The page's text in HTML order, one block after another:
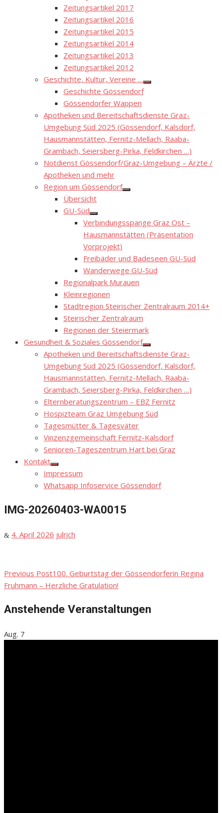
Zeitungsartikel 2017
Zeitungsartikel 2016
Zeitungsartikel 2015
Zeitungsartikel 2014
Zeitungsartikel 2013
Zeitungsartikel 2012
Geschichte, Kultur, Vereine …
Show
Geschichte Gössendorf
Gössendorfer Wappen
Apotheken und Bereitschaftsdienste Graz-
Umgebung Süd 2025 (Gössendorf, Kalsdorf,
Hausmannstätten, Fernitz-Mellach, Raaba-
Grambach, Seiersberg-Pirka, Feldkirchen …)
Notdienst Gössendorf/Graz-Umgebung – Ärzte /
Apotheken und mehr
Region um Gössendorf
Show
Übersicht
GU-Süd
Show
sub
menu
Verbindungsspange Graz Ost –
Hausmannstätten (Präsentation
Vorprojekt)
Freibäder und Badeseen GU-Süd
Wanderwege GU-Süd
Regionalpark Murauen
Kleinregionen
Stadtregion Steirischer Zentralraum 2014+
Steirischer Zentralraum
Regionen der Steiermark
Gesundheit & Soziales Gössendorf
Show
sub
menu
Apotheken und Bereitschaftsdienste Graz-
Umgebung Süd 2025 (Gössendorf, Kalsdorf,
Hausmannstätten, Fernitz-Mellach, Raaba-
Grambach, Seiersberg-Pirka, Feldkirchen …)
Elternberatungszentrum – EBZ Fernitz
Hospizteam Graz Umgebung Süd
Tagesmütter & Tagesväter
Vinzenzgemeinschaft Fernitz-Kalsdorf
Senioren-Tageszentrum Hart bei Graz
Kontakt
Show
sub
menu
Impressum
Whatsapp Infoservice Gössendorf
IMG-20260403-WA0015
Posted
4. April 2026 Author
julrich
Beitragsnavigation
Previous Post100. Geburtstag der Gössendorferin Regina
Fruhmann – Herzliche Gratulation!
Anstehende Veranstaltungen
Aug. 7